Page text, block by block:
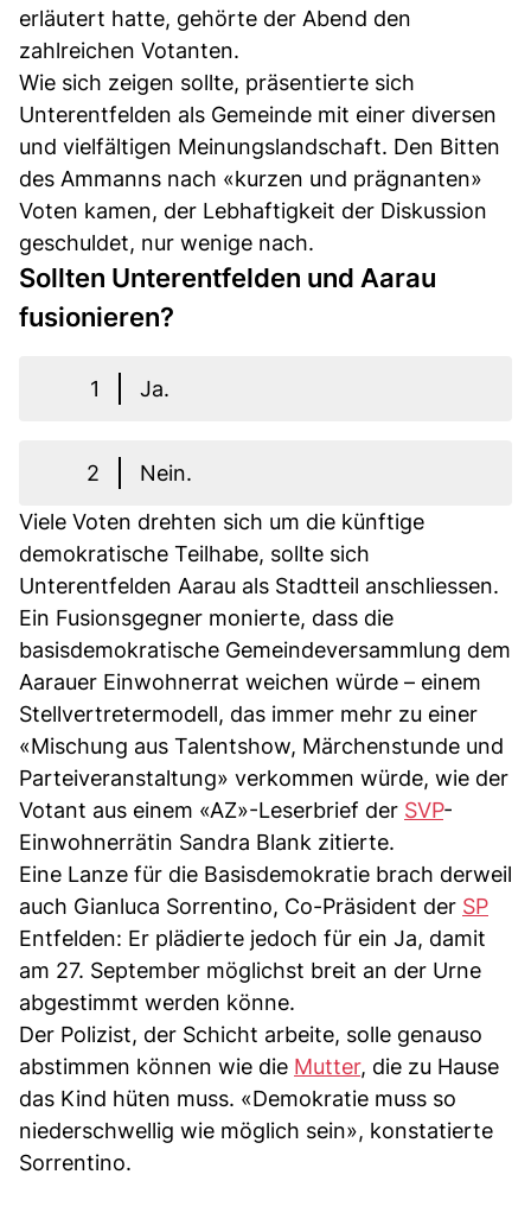
erläutert hatte, gehörte der Abend den
zahlreichen Votanten.
Wie sich zeigen sollte, präsentierte sich
Unterentfelden als Gemeinde mit einer diversen
und vielfältigen Meinungslandschaft. Den Bitten
des Ammanns nach «kurzen und prägnanten»
Voten kamen, der Lebhaftigkeit der Diskussion
geschuldet, nur wenige nach.
Sollten Unterentfelden und Aarau
fusionieren?
1 Ja.
2
Nein.
Viele Voten drehten sich um die künftige
demokratische Teilhabe, sollte sich
Unterentfelden Aarau als Stadtteil anschliessen.
Ein Fusionsgegner monierte, dass die
basisdemokratische Gemeindeversammlung dem
Aarauer Einwohnerrat weichen würde – einem
Stellvertretermodell, das immer mehr zu einer
«Mischung aus Talentshow, Märchenstunde und
Parteiveranstaltung» verkommen würde, wie der
Votant aus einem «AZ»-Leserbrief der SVP-
Einwohnerrätin Sandra Blank zitierte.
Eine Lanze für die Basisdemokratie brach derweil
auch Gianluca Sorrentino, Co-Präsident der SP
Entfelden: Er plädierte jedoch für ein Ja, damit
am 27. September möglichst breit an der Urne
abgestimmt werden könne.
Der Polizist, der Schicht arbeite, solle genauso
abstimmen können wie die Mutter, die zu Hause
das Kind hüten muss. «Demokratie muss so
niederschwellig wie möglich sein», konstatierte
Sorrentino.